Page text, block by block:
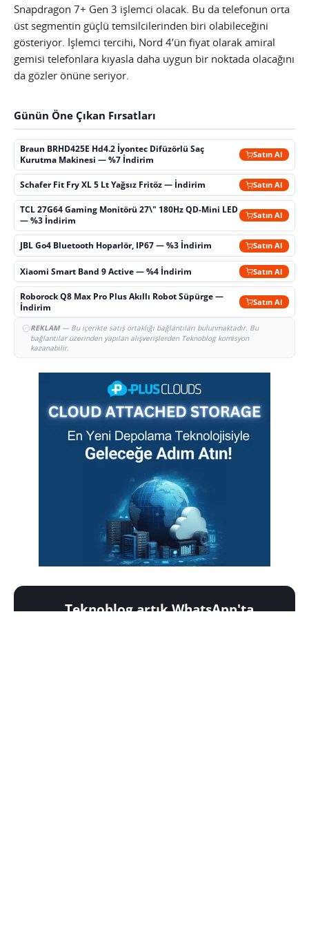
Snapdragon 7+ Gen 3 işlemci olacak. Bu da telefonun orta
üst segmentin güçlü temsilcilerinden biri olabileceğini
gösteriyor. İşlemci tercihi, Nord 4’ün fiyat olarak amiral
gemisi telefonlara kıyasla daha uygun bir noktada olacağını
da gözler önüne seriyor.
Günün Öne Çıkan Fırsatları
Braun BRHD425E Hd4.2 İyontec Difüzörlü Saç
Kurutma Makinesi — %7 İndirim
Satın Al
Schafer Fit Fry XL 5 Lt Yağsız Fritöz — İndirim Satın Al
TCL 27G64 Gaming Monitörü 27\" 180Hz QD-Mini LED
— %3 İndirim
Satın Al
JBL Go4 Bluetooth Hoparlör, IP67 — %3 İndirim Satın Al
Xiaomi Smart Band 9 Active — %4 İndirim Satın Al
Roborock Q8 Max Pro Plus Akıllı Robot Süpürge —
İndirim
Satın Al
REKLAM— Bu içerikte satış ortaklığı bağlantıları bulunmaktadır. Bu
bağlantılar üzerinden yapılan alışverişlerden Teknoblog komisyon
kazanabilir.
Teknoblog artık WhatsApp'ta